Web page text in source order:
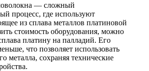
— сложный
процесс, где используют
из сплава металлов платиновой
стоимость оборудования, можно
платину на палладий. Его
что позволяет использовать
металла, сохраняя технические